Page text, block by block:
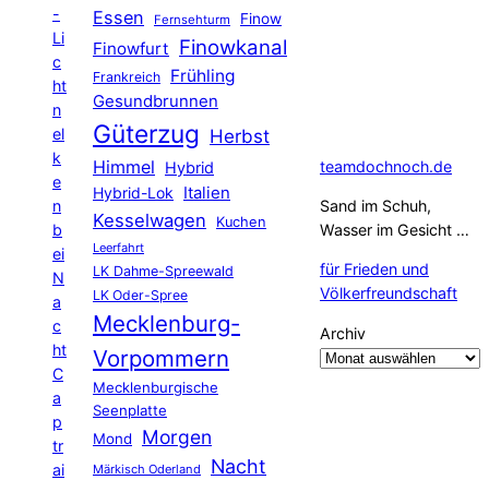
-
Li
c
ht
n
el
k
e
n
b
ei
N
a
c
ht
C
a
p
tr
ai
Essen Fernsehturm Finow
Finowfurt Finowkanal
Frankreich Frühling
Gesundbrunnen
Güterzug Herbst
Himmel
Hybrid
Hybrid-Lok Italien
Kesselwagen Kuchen
Leerfahrt
LK Dahme-Spreewald
LK Oder-Spree
Mecklenburg-
Vorpommern
Mecklenburgische
Seenplatte
Mond
Morgen
Märkisch Oderland Nacht
teamdochnoch.de
Sand im Schuh,
Wasser im Gesicht …
für Frieden und
Völkerfreundschaft
Archiv